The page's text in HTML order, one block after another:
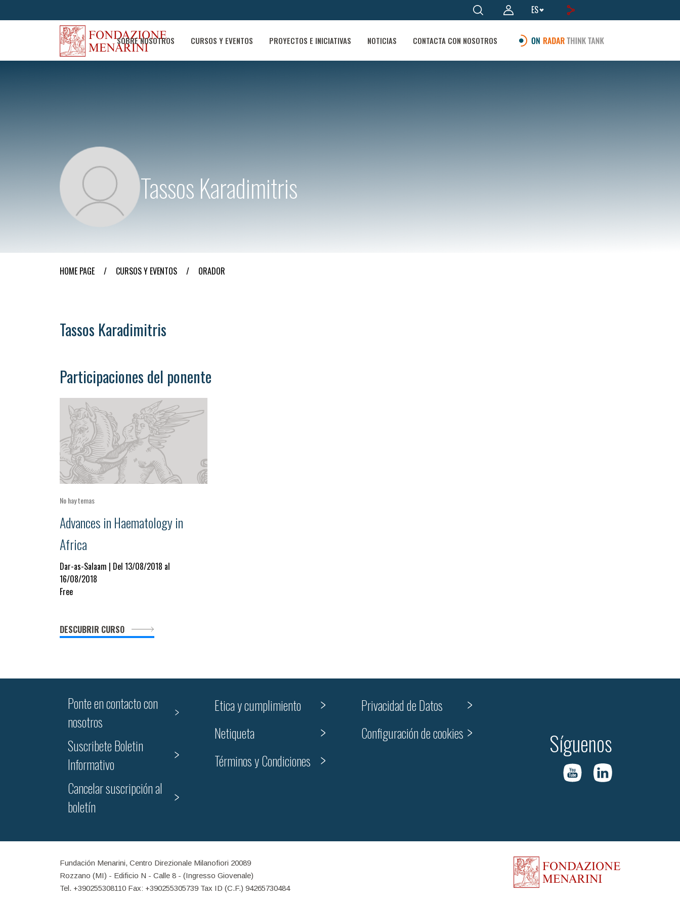
ES
SOBRE NOSOTROS CURSOS Y EVENTOS PROYECTOS E INICIATIVAS NOTICIAS CONTACTA CON NOSOTROS
Tassos Karadimitris
HOME PAGE / CURSOS Y EVENTOS / ORADOR
Tassos Karadimitris
Participaciones del ponente
No hay temas
Advances in Haematology in
Africa
Dar-as-Salaam | Del 13/08/2018 al
16/08/2018
Free
DESCUBRIR CURSO
Ponte en contacto con
nosotros
Suscribete Boletin
Informativo
Cancelar suscripción al
boletín
Etica y cumplimiento
Netiqueta
Términos y Condiciones
Privacidad de Datos
Configuración de cookies
Síguenos
Fundación Menarini, Centro Direzionale Milanofiori 20089
Rozzano (MI) - Edificio N - Calle 8 - (Ingresso Giovenale)
Tel. +390255308110 Fax: +390255305739 Tax ID (C.F.) 94265730484